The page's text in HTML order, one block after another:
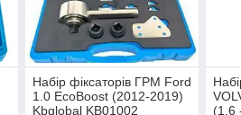
Набір фіксаторів ГРМ Ford
1.0 EcoBoost (2012-2019)
Kbglobal KB01002
(1.6